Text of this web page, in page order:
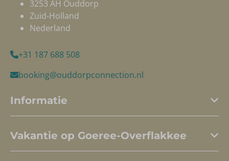
3253 AH Ouddorp
Zuid-Holland
Nederland
+31 187 688 508
booking@ouddorpconnection.nl
Informatie
Vakantie op Goeree-Overflakkee